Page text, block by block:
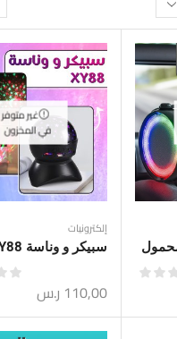
غير متوفر
في المخزون
إلكترونيات
سبيكر و وناسة XY88
110,00 ر.س